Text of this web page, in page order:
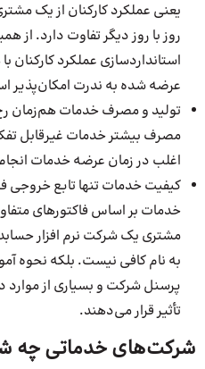
یعنی عملکرد کارکنان از یک
روز با روز دیگر تفاوت دارد. از
استانداردسازی عملکرد
عرضه شده به ندرت امکان‌پذیر
تولید و مصرف خدمات هم‌زمان
مصرف بیشتر خدمات غیرقابل
اغلب در زمان عرضه خدمات
کیفیت خدمات تنها تابع خروجی
خدمات بر اساس فاکتورهای
مشتری یک شرکت نرم افزار
به نام کافی نیست. بلکه نحوه
پرسنل شرکت و بسیاری از موارد
تأثیر قرار می‌دهند.
شرکت‌های خدماتی چه